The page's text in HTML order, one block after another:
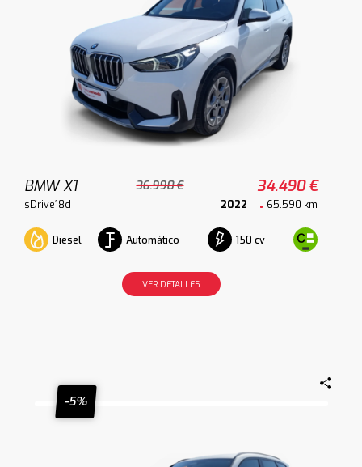
BMW X1 36.990 € 34.490 €
sDrive18d 2022 65.590 km
Diesel Automático 150 cv
VER DETALLES
-5%